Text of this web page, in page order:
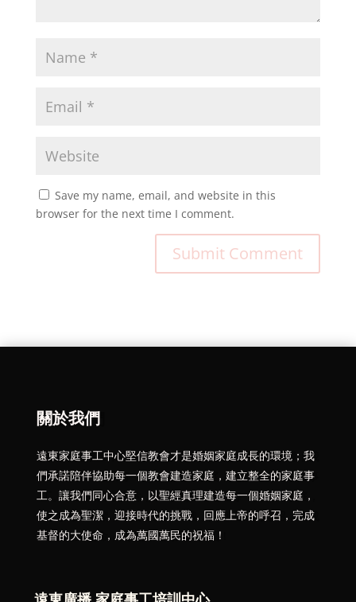
Save my name, email, and website in this
browser for the next time I comment.
關於我們
遠東家庭事工中心堅信教會才是婚姻家庭成長的環境；我
們承諾陪伴協助每一個教會建造家庭，建立整全的家庭事
工。讓我們同心合意，以聖經真理建造每一個婚姻家庭，
使之成為聖潔，迎接時代的挑戰，回應上帝的呼召，完成
基督的大使命，成為萬國萬民的祝福！